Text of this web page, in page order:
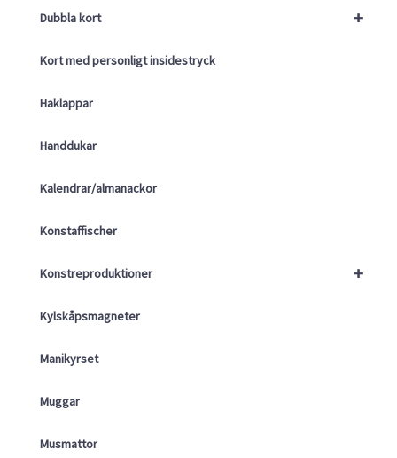
+
Dubbla kort
Kort med personligt insidestryck
Haklappar
Handdukar
Kalendrar/almanackor
Konstaffischer
+
Konstreproduktioner
Kylskåpsmagneter
Manikyrset
Muggar
Musmattor